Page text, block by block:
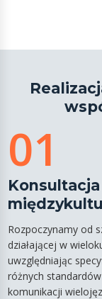
01
Rozpoczynamy od
działającej w
uwzględniając
różnych
komunikacji